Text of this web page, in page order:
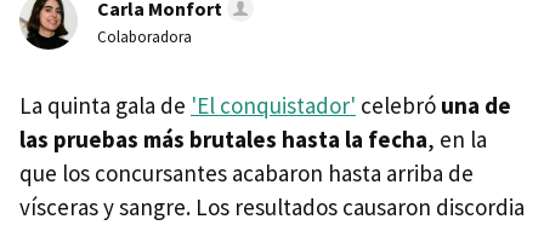
Carla Monfort
Colaboradora
La quinta gala de 'El conquistador' celebró una de
las pruebas más brutales hasta la fecha, en la
que los concursantes acabaron hasta arriba de
vísceras y sangre. Los resultados causaron discordia